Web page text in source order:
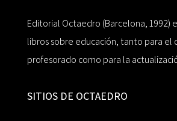
Editorial Octaedro (Barcelona, 1992)
libros sobre educación, tanto para el
profesorado como para la
SITIOS DE OCTAEDRO